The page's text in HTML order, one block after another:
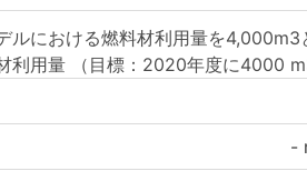
における燃料材利用量を4,000m3
利用量
（目標：2020年度に4000
-